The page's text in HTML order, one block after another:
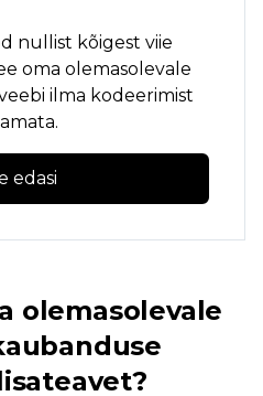
nullist kõigest viie
oma olemasolevale
ilma kodeerimist
edasi
olemasolevale